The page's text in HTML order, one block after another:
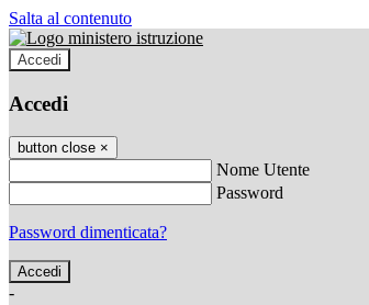
Salta al contenuto
Accedi
Accedi
button close ×
Nome Utente
Password
Password dimenticata?
-